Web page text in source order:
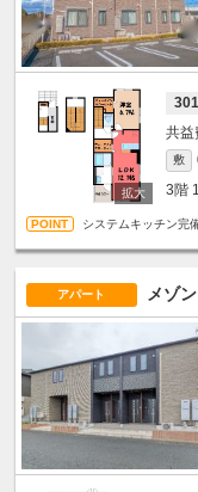
301
敷
3階
システムキッチン完
アパート メゾ